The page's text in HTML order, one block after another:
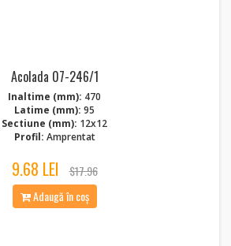
Acolada 07-246/1
Inaltime (mm): 470
Latime (mm): 95
Sectiune (mm): 12x12
Profil: Amprentat
9.68 LEI
$17.96
Adaugă în coș